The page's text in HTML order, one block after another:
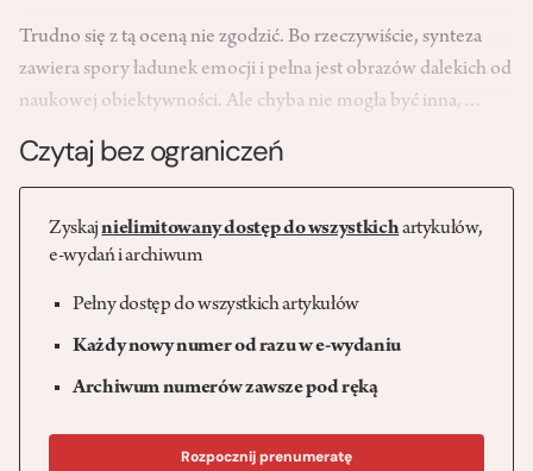
Trudno się z tą oceną nie zgodzić. Bo rzeczywiście, synteza
zawiera spory ładunek emocji i pełna jest obrazów dalekich od
naukowej obiektywności. Ale chyba nie mogła być inna,…
Czytaj bez ograniczeń
Zyskajnielimitowany dostęp do wszystkichartykułów,
e-wydań i archiwum
Pełny dostęp do wszystkich artykułów
Każdy nowy numer od razu w e-wydaniu
Archiwum numerów zawsze pod ręką
Rozpocznij prenumeratę